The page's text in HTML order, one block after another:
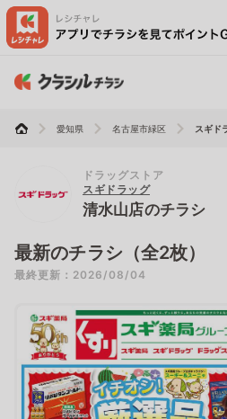
愛知県 名古屋市緑区 スギド
ドラッグストア
スギドラッグ
清水山店のチラシ
最新のチラシ（全2枚）
最終更新：2026/08/04